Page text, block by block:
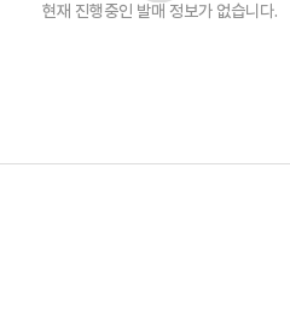
현재 진행중인 발매 정보가 없습니다.